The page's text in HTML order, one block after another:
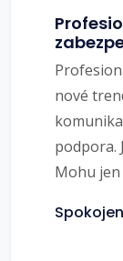
nové
podpora.
Mohu